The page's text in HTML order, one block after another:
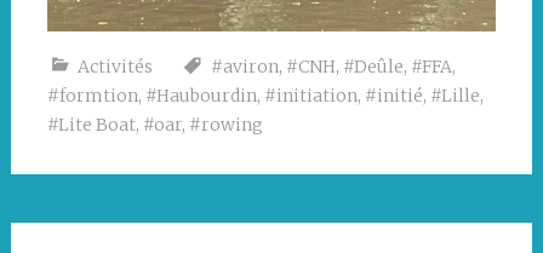
Activités #aviron, #CNH, #Deûle, #FFA,
#formtion, #Haubourdin, #initiation, #initié, #Lille,
#Lite Boat, #oar, #rowing